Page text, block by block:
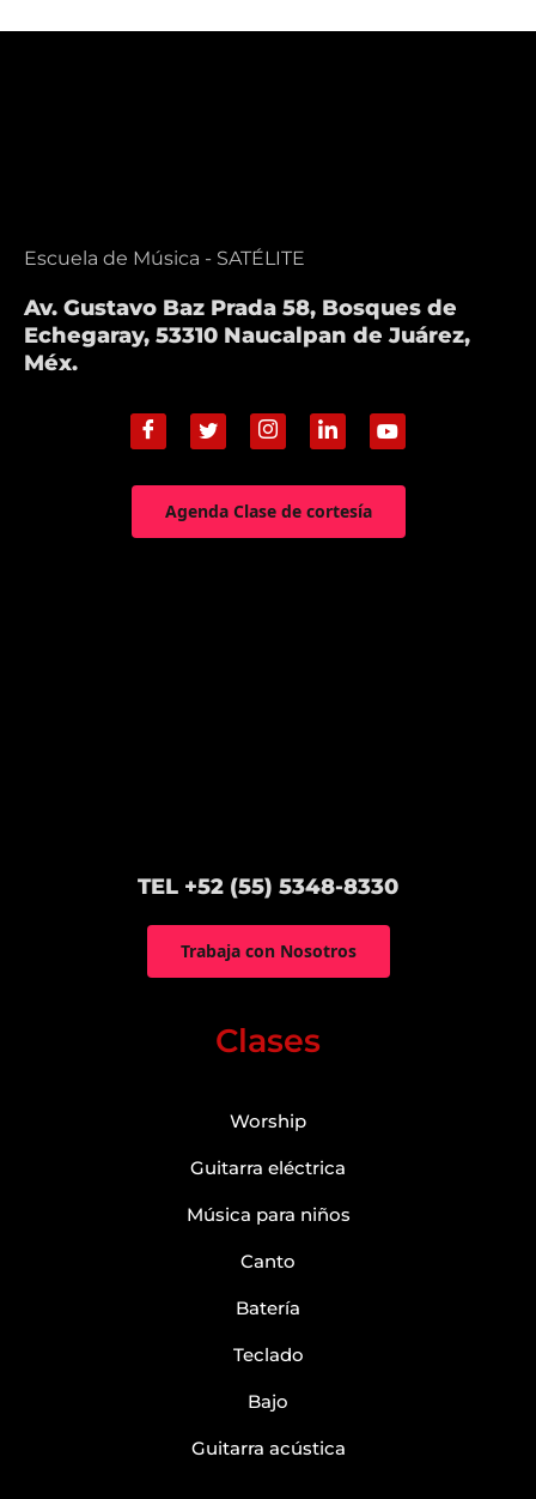
Escuela de Música - SATÉLITE
Av. Gustavo Baz Prada 58, Bosques de
Echegaray, 53310 Naucalpan de Juárez,
Méx.
Agenda Clase de cortesía
TEL +52 (55) 5348-8330
Trabaja con Nosotros
Clases
Worship
Guitarra eléctrica
Música para niños
Canto
Batería
Teclado
Bajo
Guitarra acústica